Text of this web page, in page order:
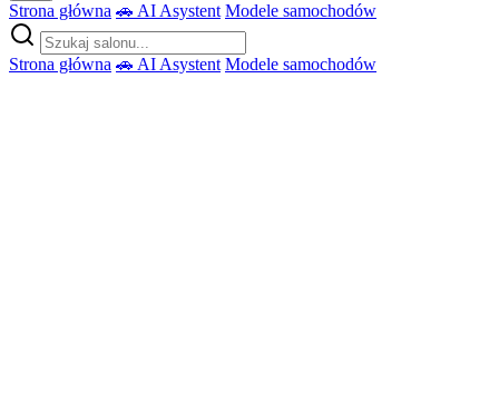
Strona główna 🚗 AI Asystent Modele samochodów
Strona główna 🚗 AI Asystent Modele samochodów